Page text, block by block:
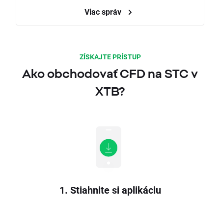
Viac správ
ZÍSKAJTE PRÍSTUP
Ako obchodovať CFD na STC v
XTB?
1. Stiahnite si aplikáciu